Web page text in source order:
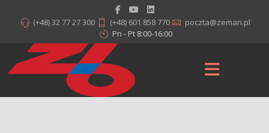
(+48) 32 77 27 300 (+48) 601 858 770
poczta@zeman.pl
Pn - Pt 8:00-16:00